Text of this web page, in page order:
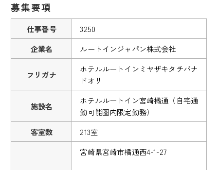
募集要項
仕事番号
3250
企業名
ルートインジャパン株式会社
フリガナ
ホテルルートインミヤザキタチバナ
ドオリ
施設名
ホテルルートイン宮崎橘通（自宅通
勤可能圏内限定勤務）
客室数
213室
宮崎県宮崎市橘通西4-1-27